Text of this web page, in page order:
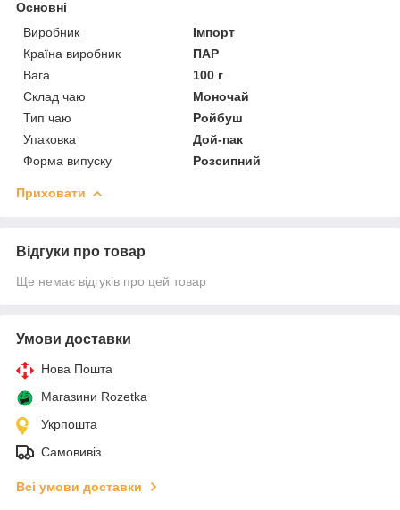
Основні
Виробник
Імпорт
Країна виробник
ПАР
Вага
100 г
Склад чаю
Моночай
Тип чаю
Ройбуш
Упаковка
Дой-пак
Форма випуску
Розсипний
Приховати
Відгуки про товар
Ще немає відгуків про цей товар
Умови доставки
Нова Пошта
Магазини Rozetka
Укрпошта
Самовивіз
Всі умови доставки